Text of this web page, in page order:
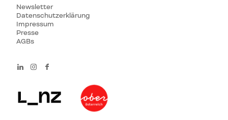
Newsletter
Datenschutzerklärung
Impressum
Presse
AGBs